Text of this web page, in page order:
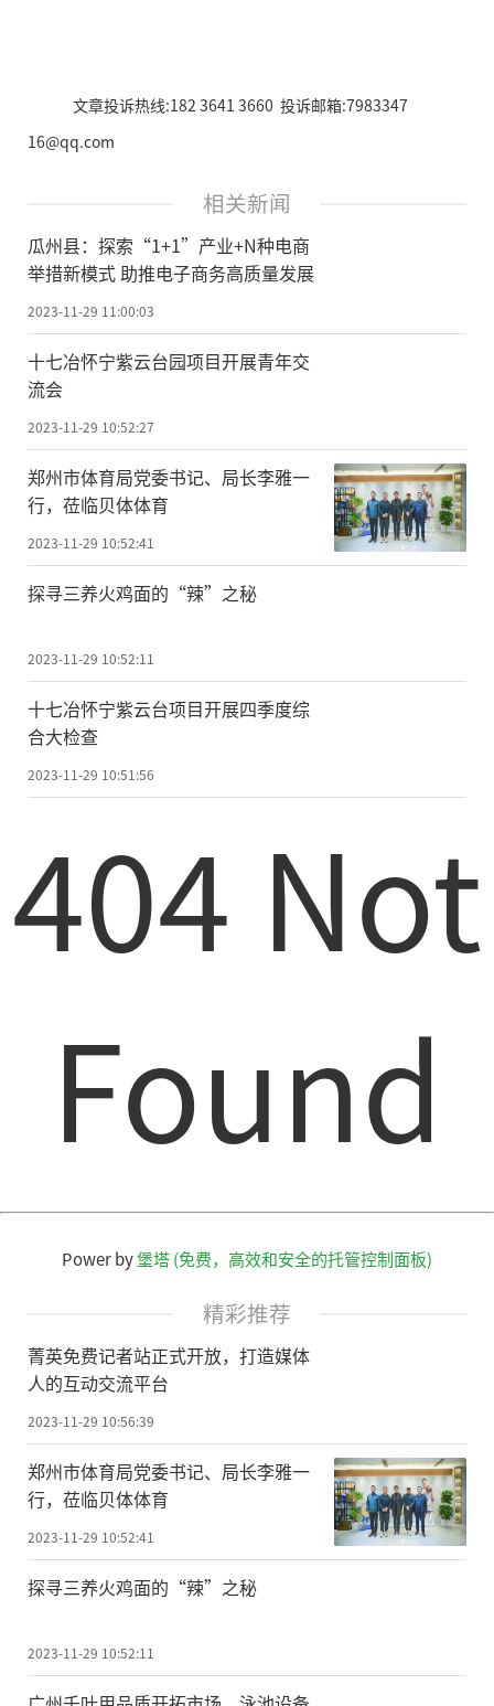
文章投诉热线:182 3641 3660 投诉邮箱:7983347
16@qq.com
相关新闻
瓜州县：探索“1+1”产业+N种电商
举措新模式 助推电子商务高质量发展
2023-11-29 11:00:03
十七冶怀宁紫云台园项目开展青年交
流会
2023-11-29 10:52:27
郑州市体育局党委书记、局长李雅一
行，莅临贝体体育
2023-11-29 10:52:41
探寻三养火鸡面的“辣”之秘
2023-11-29 10:52:11
十七冶怀宁紫云台项目开展四季度综
合大检查
2023-11-29 10:51:56
404 Not
Found
Power by堡塔 (免费，高效和安全的托管控制面板)
精彩推荐
菁英免费记者站正式开放，打造媒体
人的互动交流平台
2023-11-29 10:56:39
郑州市体育局党委书记、局长李雅一
行，莅临贝体体育
2023-11-29 10:52:41
探寻三养火鸡面的“辣”之秘
2023-11-29 10:52:11